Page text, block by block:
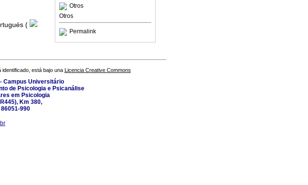
Otros
Otros
Permalink
(
está bajo una Licencia Creative Commons
Campus Universitário
de Psicologia e Psicanálise
em Psicologia
Km 380,
990